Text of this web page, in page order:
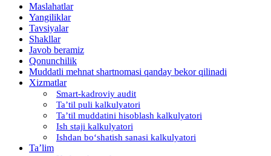
Maslahatlar
Yangiliklar
Tavsiyalar
Shakllar
Javob beramiz
Qonunchilik
Muddatli mehnat shartnomasi qanday bekor qilinadi
Xizmatlar
Smart-kadroviy audit
Ta’til puli kalkulyatori
Ta’til muddatini hisoblash kalkulyatori
Ish staji kalkulyatori
Ishdan boʻshatish sanasi kalkulyatori
Ta’lim